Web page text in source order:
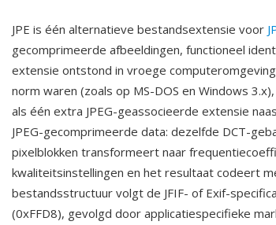
JPE is één alternatieve bestandsextensie voor
gecomprimeerde afbeeldingen, functioneel
extensie ontstond in vroege
norm waren (zoals op MS-DOS en Windows
als één extra JPEG-geassocieerde extensie
JPEG-gecomprimeerde data: dezelfde DCT-
pixelblokken transformeert naar
kwaliteitsinstellingen en het resultaat codeert
bestandsstructuur volgt de JFIF- of Exif-
(0xFFD8), gevolgd door applicatiespecifieke